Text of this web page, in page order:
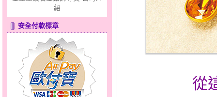
心之舞～金銀鋼套鍊
紹
安全付款標章
從